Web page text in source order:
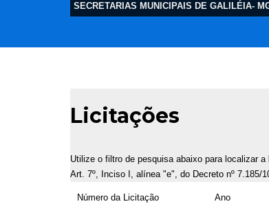
SECRETARIAS MUNICIPAIS DE GALILÉIA-
Licitações
Utilize o filtro de pesquisa abaixo para localizar
Art. 7º, Inciso I, alínea "e", do Decreto nº 7.185/
Número da Licitação Ano